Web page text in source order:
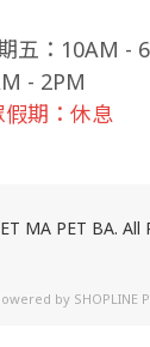
五：10AM -
- 2PM
期：休息
MA PET BA. All
by SHOPLINE